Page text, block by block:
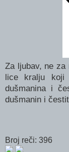
Za ljubav, ne
lice kralju koji
dušmanina i
dušmanin i
Broj reči: 396